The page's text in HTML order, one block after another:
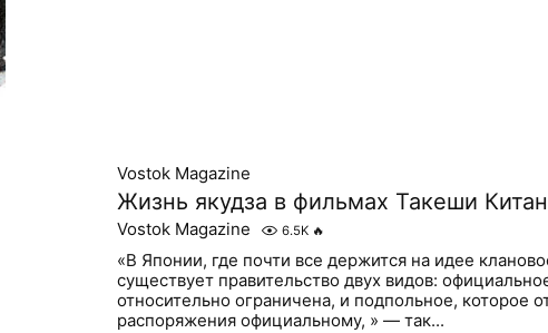
Vostok Magazine
Жизнь якудза в фильмах Такеши
Vostok Magazine 6.5K 🔥
«В Японии, где почти все держится на идее
существует правительство двух видов:
относительно ограничена, и подпольное, которое
распоряжения официальному, » — так...